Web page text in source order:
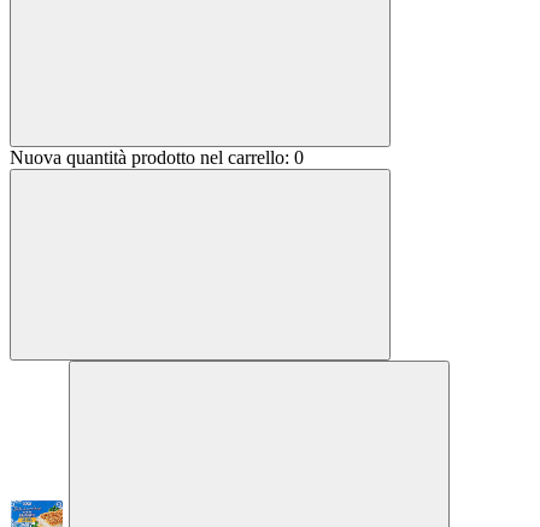
Nuova quantità prodotto nel carrello: 0